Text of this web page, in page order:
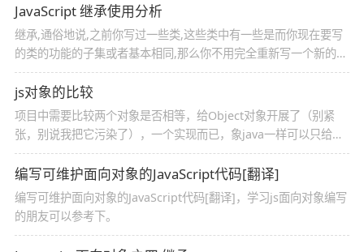
JavaScript 继承使用分析
继承,通俗地说,之前你写过一些类,这些类中有一些是而你现在要写
的类的功能的子集或者基本相同,那么你不用完全重新写一个新的
类,你可以把之前写的类拿过来使用.这样的一种代码重用过程就叫
做继承
js对象的比较
项目中需要比较两个对象是否相等，给Object对象开展了（别紧
张，别说我把它污染了），一个实现而已，象java一样可以只给自
己想要的类重写equals方法。
编写可维护面向对象的JavaScript代码[翻译]
编写可维护面向对象的JavaScript代码[翻译]，学习js面向对象编写
的朋友可以参考下。